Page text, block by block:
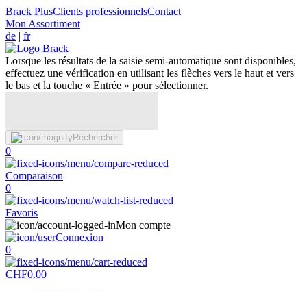
Brack PlusClients professionnelsContact
Mon Assortiment
de | fr
Lorsque les résultats de la saisie semi-automatique sont disponibles,
effectuez une vérification en utilisant les flèches vers le haut et vers
le bas et la touche « Entrée » pour sélectionner.
Rechercher
0
Comparaison
0
Favoris
Mon compte
Connexion
0
CHF0.00